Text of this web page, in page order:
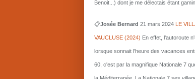
Benoit...) dont je me délectais étant gamin.
📋Josée Bernard 21 mars 2024 LE
VAUCLUSE (2024) En effet, l'autoroute
lorsque sonnait l'heure des vacances
60, c'est par la magnifique Nationale 7